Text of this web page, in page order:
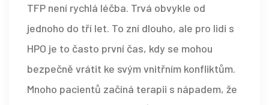
TFP není rychlá léčba. Trvá obvykle od
jednoho do tří let. To zní dlouho, ale pro lidi s
HPO je to často první čas, kdy se mohou
bezpečně vrátit ke svým vnitřním konfliktům.
Mnoho pacientů začíná terapii s nápadem, že